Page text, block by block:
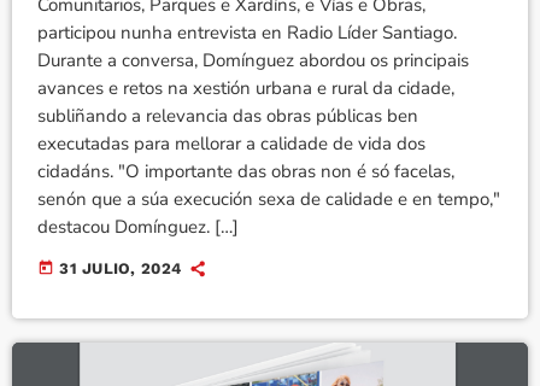
participou nunha entrevista en Radio Líder Santiago.
Durante a conversa, Domínguez abordou os principais
avances e retos na xestión urbana e rural da cidade,
subliñando a relevancia das obras públicas ben
executadas para mellorar a calidade de vida dos
cidadáns. "O importante das obras non é só facelas,
senón que a súa execución sexa de calidade e en tempo,"
destacou Domínguez. […]
today 31 JULIO, 2024